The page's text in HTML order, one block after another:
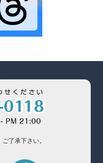
ご了承下さい。